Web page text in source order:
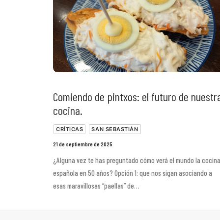
Comiendo de pintxos: el futuro de
cocina.
CRÍTICAS SAN SEBASTIÁN
21 de septiembre de 2025
¿Alguna vez te has preguntado cómo verá el mundo la cocina
española en 50 años? Opción 1: que nos sigan asociando a
esas maravillosas “paellas” de…